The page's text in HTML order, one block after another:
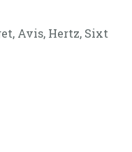
Avis, Hertz, Sixt